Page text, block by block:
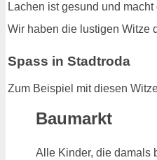
Lachen ist gesund und macht
Wir haben die lustigen Witze
Spass in Stadtroda
Zum Beispiel mit diesen
Baumarkt
Alle Kinder, die damals